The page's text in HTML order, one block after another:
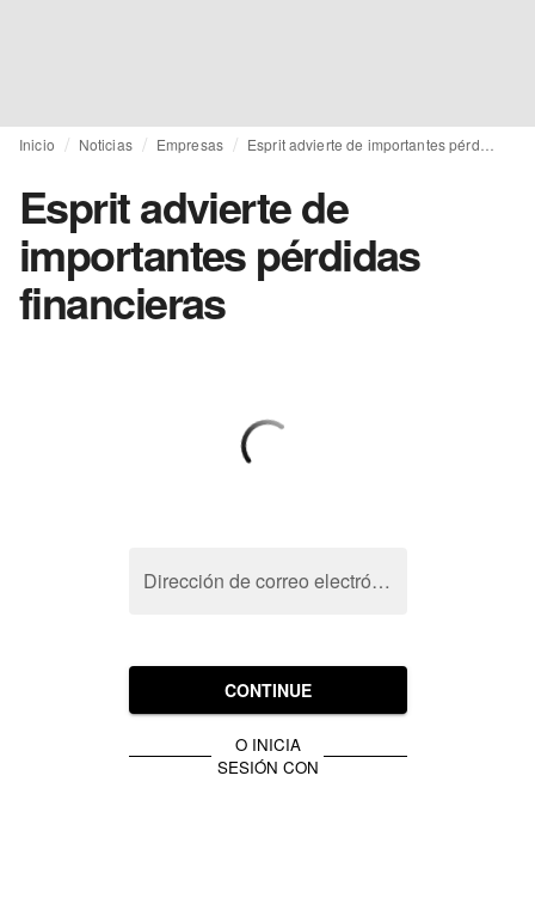
Inicio Noticias Empresas
Esprit advierte de
importantes pérdidas
financieras
Dirección de correo electrónico
CONTINUE
O INICIA
SESIÓN CON